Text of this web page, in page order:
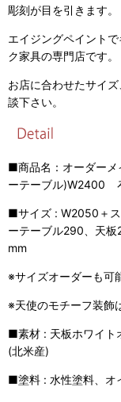
彫刻が目を引きます。
エイジングペイント
ク家具の専門店です。
お店に合わせたサイ
談下さい。
■商品名：オーダー
ーテーブル)W2400
■サイズ : W2050＋
ーテーブル290、天
mm
※サイズオーダーも可
※天使のモチーフ装飾
■素材 : 天板ホワイト
(北米産)
■塗料 : 水性塗料、